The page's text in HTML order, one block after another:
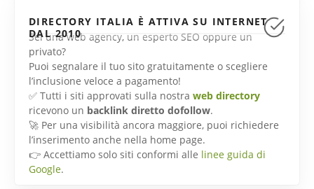
DIRECTORY ITALIA È ATTIVA SU INTERNET
DAL 2010
Sei una web agency, un esperto SEO oppure un
privato?
Puoi segnalare il tuo sito gratuitamente o scegliere
l’inclusione veloce a pagamento!
✅ Tutti i siti approvati sulla nostra web directory
ricevono un backlink diretto dofollow.
🚀 Per una visibilità ancora maggiore, puoi richiedere
l’inserimento anche nella home page.
👉 Accettiamo solo siti conformi alle linee guida di
Google.